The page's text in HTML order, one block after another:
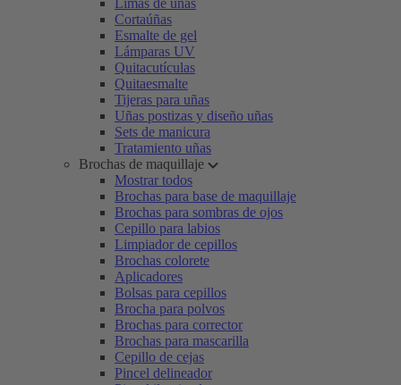
Limas de uñas
Cortaúñas
Esmalte de gel
Lámparas UV
Quitacutículas
Quitaesmalte
Tijeras para uñas
Uñas postizas y diseño uñas
Sets de manicura
Tratamiento uñas
Brochas de maquillaje
Mostrar todos
Brochas para base de maquillaje
Brochas para sombras de ojos
Cepillo para labios
Limpiador de cepillos
Brochas colorete
Aplicadores
Bolsas para cepillos
Brocha para polvos
Brochas para corrector
Brochas para mascarilla
Cepillo de cejas
Pincel delineador